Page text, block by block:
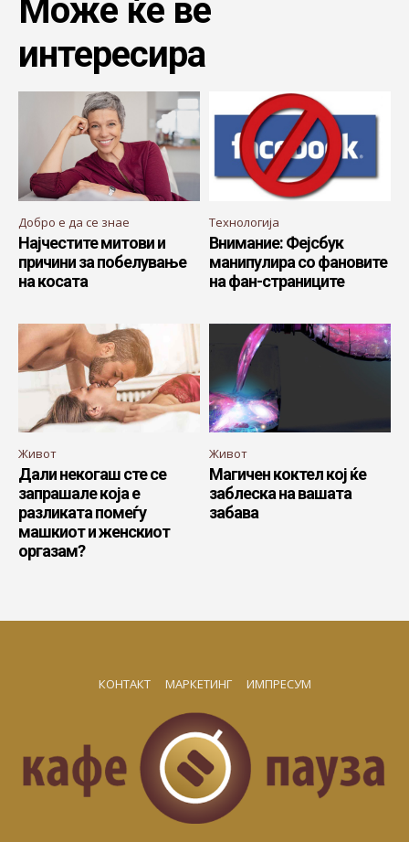
Може ќе ве
интересира
Добро е да се знае
Најчестите митови и
причини за побелување
на косата
Технологија
Внимание: Фејсбук
манипулира со фановите
на фан-страниците
Живот
Дали некогаш сте се
запрашале која е
разликата помеѓу
машкиот и женскиот
оргазам?
Живот
Магичен коктел кој ќе
заблеска на вашата
забава
КОНТАКТ МАРКЕТИНГ ИМПРЕСУМ